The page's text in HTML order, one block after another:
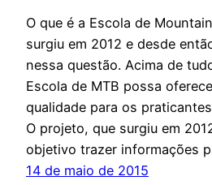
O que é a Escola de
surgiu em 2012 e desde
nessa questão. Acima de
Escola de MTB possa
qualidade para os
O projeto, que surgiu em
objetivo trazer informações
14 de maio de 2015